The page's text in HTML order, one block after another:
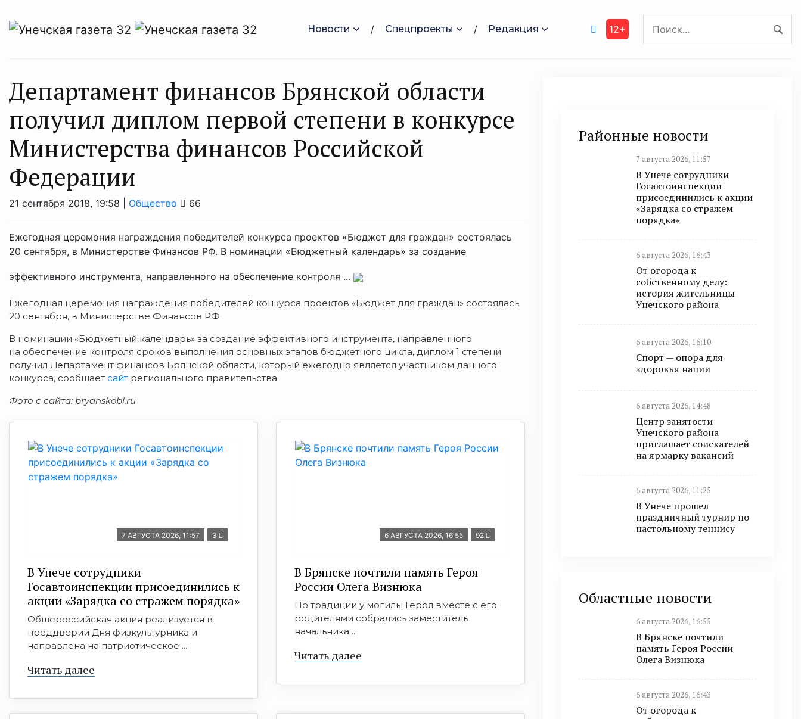
Новости Спецпроекты Редакция 12+
Департамент финансов Брянской области
получил диплом первой степени в конкурсе
Министерства финансов Российской
Федерации
21 сентября 2018, 19:58 | Общество 66
Ежегодная церемония награждения победителей конкурса проектов «Бюджет для граждан» состоялась
20 сентября, в Министерстве Финансов РФ. В номинации «Бюджетный календарь» за создание
эффективного инструмента, направленного на обеспечение контроля ...
Ежегодная церемония награждения победителей конкурса проектов «Бюджет для граждан» состоялась
20 сентября, в Министерстве Финансов РФ.
В номинации «Бюджетный календарь» за создание эффективного инструмента, направленного
на обеспечение контроля сроков выполнения основных этапов бюджетного цикла, диплом 1 степени
получил Департамент финансов Брянской области, который ежегодно является участником данного
конкурса, сообщает сайт регионального правительства.
Фото с сайта: bryanskobl.ru
7 АВГУСТА 2026, 11:57 3
В Унече сотрудники
Госавтоинспекции присоединились к
акции «Зарядка со стражем порядка»
Общероссийская акция реализуется в
преддверии Дня физкультурника и
направлена на патриотическое ...
Читать далее
6 АВГУСТА 2026, 16:55 92
В Брянске почтили память Героя
России Олега Визнюка
По традиции у могилы Героя вместе с его
родителями собрались заместитель
начальника ...
Читать далее
Районные новости
7 августа 2026, 11:57
В Унече сотрудники
Госавтоинспекции
присоединились к акции
«Зарядка со стражем
порядка»
6 августа 2026, 16:43
От огорода к
собственному делу:
история жительницы
Унечского района
6 августа 2026, 16:10
Спорт — опора для
здоровья нации
6 августа 2026, 14:48
Центр занятости
Унечского района
приглашает соискателей
на ярмарку вакансий
6 августа 2026, 11:25
В Унече прошел
праздничный турнир по
настольному теннису
Областные новости
6 августа 2026, 16:55
В Брянске почтили
память Героя России
Олега Визнюка
6 августа 2026, 16:43
От огорода к